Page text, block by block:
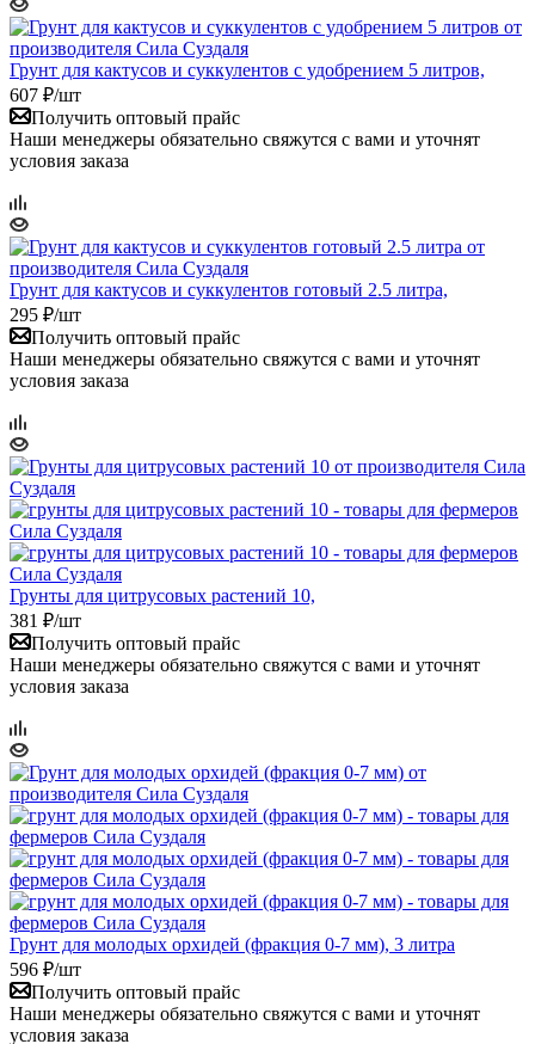
Грунт для кактусов и суккулентов с удобрением 5 литров,
607 ₽/шт
Получить оптовый прайс
Наши менеджеры обязательно свяжутся с вами и уточнят
условия заказа
Грунт для кактусов и суккулентов готовый 2.5 литра,
295 ₽/шт
Получить оптовый прайс
Наши менеджеры обязательно свяжутся с вами и уточнят
условия заказа
Грунты для цитрусовых растений 10,
381 ₽/шт
Получить оптовый прайс
Наши менеджеры обязательно свяжутся с вами и уточнят
условия заказа
Грунт для молодых орхидей (фракция 0-7 мм), 3 литра
596 ₽/шт
Получить оптовый прайс
Наши менеджеры обязательно свяжутся с вами и уточнят
условия заказа